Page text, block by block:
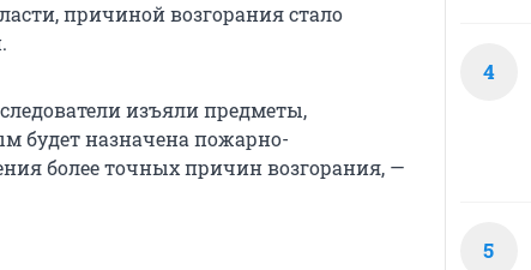
причиной возгорания стало
изъяли предметы,
будет назначена пожарно-
более точных причин возгорания, —
4
5